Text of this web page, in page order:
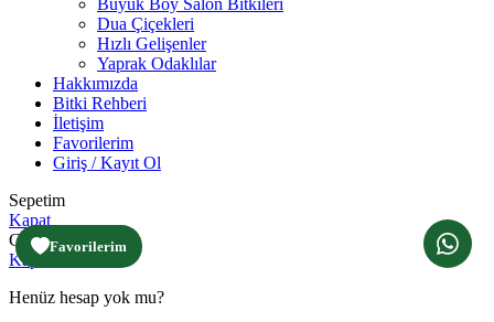
Dua Çiçekleri
Hızlı Gelişenler
Yaprak Odaklılar
Hakkımızda
Bitki Rehberi
İletişim
Favorilerim
Giriş / Kayıt Ol
Sepetim
Kapat
Giriş yap
Kapat
Henüz hesap yok mu?
Favorilerim